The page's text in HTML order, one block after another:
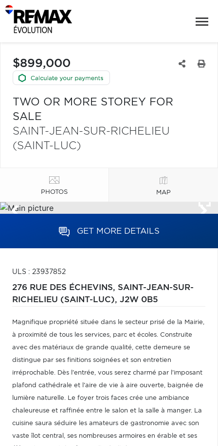
$899,000
TWO OR MORE STOREY FOR
SALE
SAINT-JEAN-SUR-RICHELIEU
(SAINT-LUC)
PHOTOS MAP
GET MORE DETAILS
ULS : 23937852
276 RUE DES ÉCHEVINS, SAINT-JEAN-SUR-
RICHELIEU (SAINT-LUC), J2W 0B5
Magnifique propriété située dans le secteur prisé de la Mairie,
à proximité de tous les services, parc et écoles. Construite
avec des matériaux de grande qualité, cette demeure se
distingue par ses finitions soignées et son entretien
irréprochable. Dès l'entrée, vous serez charmé par l'imposant
plafond cathédrale et l'aire de vie à aire ouverte, baignée de
lumière naturelle. Le foyer trois faces crée une ambiance
chaleureuse et raffinée entre le salon et la salle à manger. La
cuisine saura séduire les amateurs de gastronomie avec son
vaste îlot central, ses nombreuses armoires en érable et ses